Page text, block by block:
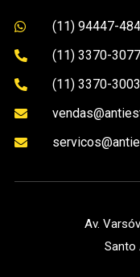
 (11) 94447-
 (11) 3370-3077
 (11) 3370-3003


Av.
Santo